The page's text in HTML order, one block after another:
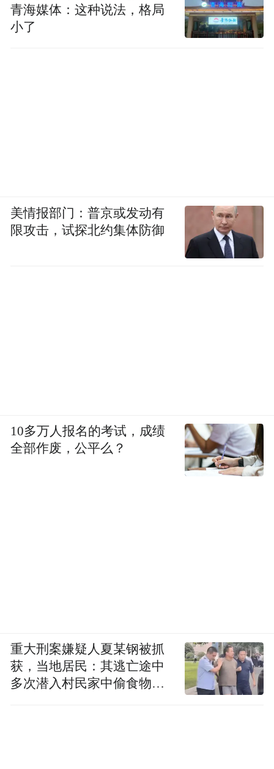
青海媒体：这种说法，格局
小了
美情报部门：普京或发动有
限攻击，试探北约集体防御
10多万人报名的考试，成绩
全部作废，公平么？
重大刑案嫌疑人夏某钢被抓
获，当地居民：其逃亡途中
多次潜入村民家中偷食物被